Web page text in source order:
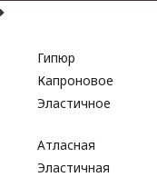
Гипюр
Капроновое
Эластичное
Атласная
Эластичная